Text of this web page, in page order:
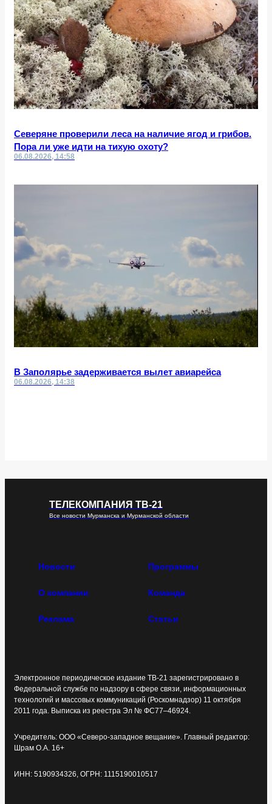
Северяне проверили леса на наличие ягод и грибов.
Пора ли уже идти на тихую охоту?
06.08.2026, 14:58
В Заполярье задерживается вылет авиарейса
06.08.2026, 14:38
ТЕЛЕКОМПАНИЯ ТВ-21
Все новости Мурманска и Мурманской области
Новости Программы
О компании Команда
Реклама Статьи
Электронное периодическое издание ТВ-21 зарегистрировано в
Федеральной службе по надзору в сфере связи, информационных
технологий и массовых коммуникаций (Роскомнадзор) 11 октября
2011 года. Выписка из реестра Эл № ФС77–46924.
Учредитель: ООО «Северо-западное вещание». Главный редактор:
Шрам О.А. 16+
ИНН: 5190934326, ОГРН: 1115190010517